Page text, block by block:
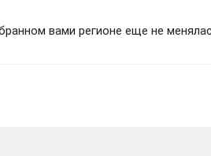
вами регионе еще не